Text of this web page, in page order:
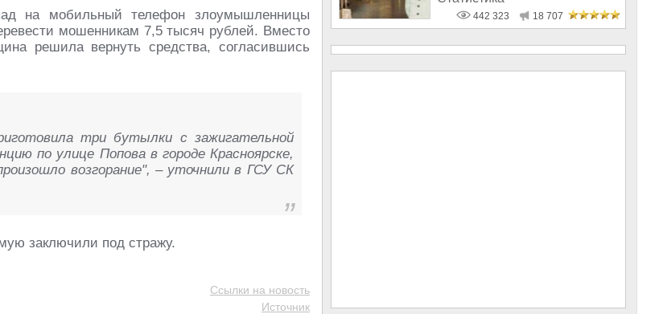
на мобильный телефон злоумышленницы
мошенникам 7,5 тысяч рублей. Вместо
решила вернуть средства, согласившись
три бутылки с зажигательной
по улице Попова в городе Красноярске,
возгорание", – уточнили в ГСУ СК
заключили под стражу.
Ссылки на новость
Источник
442 323 18 707